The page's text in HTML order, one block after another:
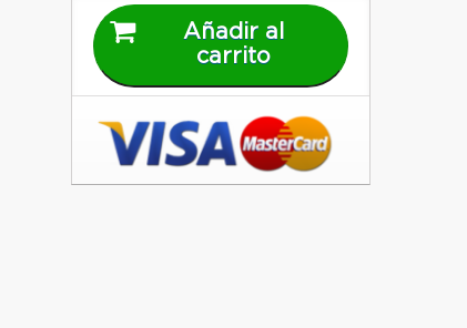
Añadir al
carrito